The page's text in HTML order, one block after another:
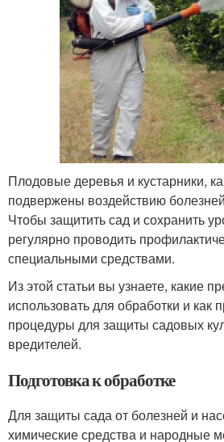
Плодовые деревья и кустарники,
подвержены воздействию
Чтобы защитить сад и сохранить
регулярно проводить
специальными средствами.
Из этой статьи вы узнаете, какие
использовать для обработки и как
процедуры для защиты садовых
вредителей.
Подготовка к обработке
Для защиты сада от болезней и
химические средства и народные